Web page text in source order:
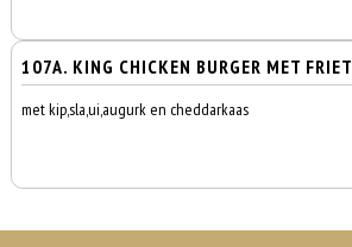
107A. KING CHICKEN BURGER MET FRIET
met kip,sla,ui,augurk en cheddarkaas